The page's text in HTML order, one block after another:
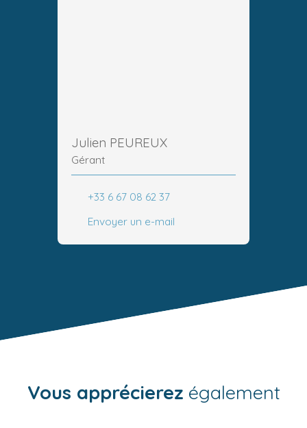
Julien PEUREUX
Gérant
+33 6 67 08 62 37
Envoyer un e-mail
Vous apprécierez également